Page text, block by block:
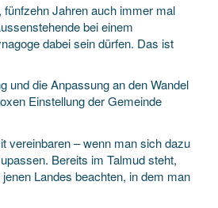
fünfzehn Jahren auch immer mal
bei einem
dabei sein dürfen. Das ist
und die Anpassung an den Wandel
Einstellung der Gemeinde
vereinbaren – wenn man sich dazu
Bereits im Talmud steht,
Landes beachten, in dem man